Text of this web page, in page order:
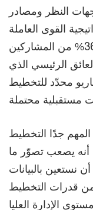
النظر ومصادر
القوى العاملة
التي يتبعونها. في الوقت نفسه، يعتبر 36% من المشاركين
الرئيسي الذي
محدّد للتخطيط
المهم جدًا التخطيط
أنه يصعب تصوّر ما
نستعين بالبيانات
من قدرات التخطيط